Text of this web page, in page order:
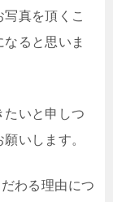
真を頂くこ
ると思いま
たいと申しつ
いします。
わる理由につ